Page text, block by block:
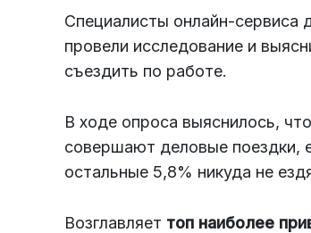
Специалисты онлайн-сервиса
провели исследование и
съездить по работе.
В ходе опроса выяснилось,
совершают деловые поездки,
остальные 5,8% никуда не
Возглавляет топ наиболее